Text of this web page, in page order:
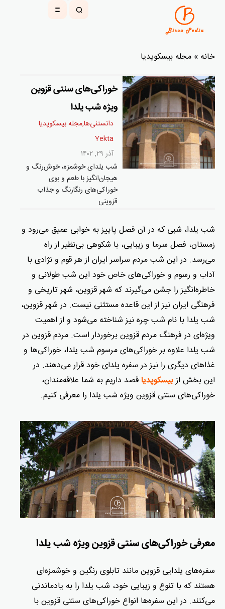
خانه » مجله بیسکوپدیا
خوراکی‌های سنتی قزوین
ویژه شب یلدا
دانستنی‌ها,مجله بیسکوپدیا
Yekta
آذر ۲۹, ۱۴۰۲
شب یلدای خوشمزه، خوش‌رنگ و
هیجان‌انگیز با طعم و بوی
خوراکی‌های رنگارنگ و جذاب
قزوینی
شب یلدا، شبی که در آن فصل پاییز به خوابی عمیق می‌رود و
زمستان، فصل سرما و زیبایی، با شکوهی بی‌نظیر از راه
می‌رسد. در این شب مردم سراسر ایران از هر قوم و نژادی با
آداب و رسوم و خوراکی‌های خاص خود این شب طولانی و
خاطره‌انگیز را جشن می‌گیرند که شهر قزوین، شهر تاریخی و
فرهنگی ایران نیز از این قاعده مستثنی نیست. در شهر قزوین،
شب یلدا با نام شب چره نیز شناخته می‌شود و از اهمیت
ویژه‌ای در فرهنگ مردم قزوین برخوردار است. مردم قزوین در
شب یلدا علاوه بر خوراکی‌های مرسوم شب یلدا، خوراکی‌ها و
غذاهای دیگری را نیز در سفره یلدای خود قرار می‌دهند. در
این بخش ازبیسکوپدیا قصد داریم به شما علاقه‌مندان،
خوراکی‌های سنتی قزوین ویژه شب یلدا را معرفی کنیم.
معرفی خوراکی‌های سنتی قزوین ویژه شب یلدا
سفره‌های یلدایی قزوین مانند تابلوی رنگین و خوشمزه‌ای
هستند که با تنوع و زیبایی خود، شب یلدا را به یادماندنی
می‌کنند. در این سفره‌ها انواع خوراکی‌های سنتی قزوین با